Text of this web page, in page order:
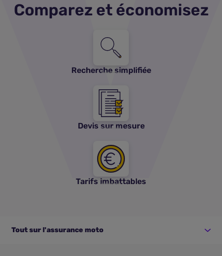
Comparez et économisez
Recherche simplifiée
Devis sur mesure
Tarifs imbattables
Tout sur l'assurance moto